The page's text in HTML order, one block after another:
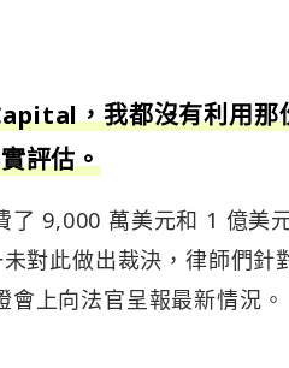
，我都沒有利用那
評估。
9,000 萬美元和 1 億美
對此做出裁決，律師們針
上向法官呈報最新情況。